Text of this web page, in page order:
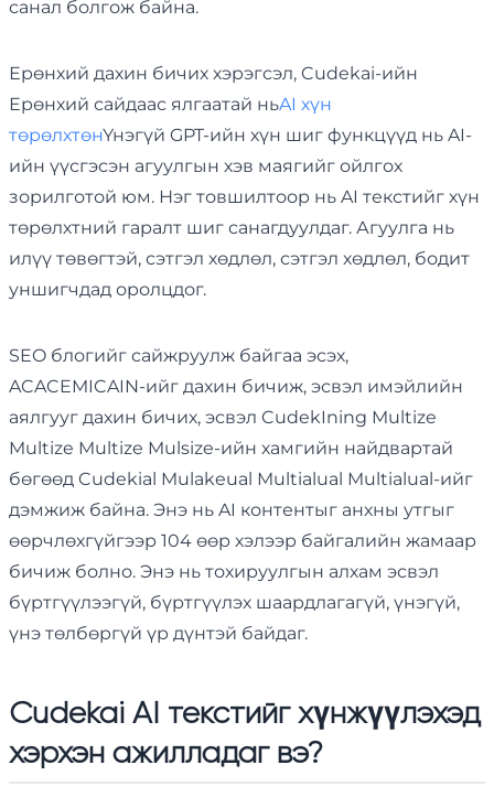
санал болгож байна.
Ерөнхий дахин бичих хэрэгсэл, Cudekai-ийн
Ерөнхий сайдаас ялгаатай ньAI хүн
төрөлхтөнҮнэгүй GPT-ийн хүн шиг функцүүд нь AI-
ийн үүсгэсэн агуулгын хэв маягийг ойлгох
зорилготой юм. Нэг товшилтоор нь AI текстийг хүн
төрөлхтний гаралт шиг санагдуулдаг. Агуулга нь
илүү төвөгтэй, сэтгэл хөдлөл, сэтгэл хөдлөл, бодит
уншигчдад оролцдог.
SEO блогийг сайжруулж байгаа эсэх,
ACACEMICAIN-ийг дахин бичиж, эсвэл имэйлийн
аялгууг дахин бичих, эсвэл CudekIning Multize
Multize Multize Mulsize-ийн хамгийн найдвартай
бөгөөд Cudekial Mulakeual Multialual Multialual-ийг
дэмжиж байна. Энэ нь AI контентыг анхны утгыг
өөрчлөхгүйгээр 104 өөр хэлээр байгалийн жамаар
бичиж болно. Энэ нь тохируулгын алхам эсвэл
бүртгүүлээгүй, бүртгүүлэх шаардлагагүй, үнэгүй,
үнэ төлбөргүй үр дүнтэй байдаг.
Cudekai AI текстийг хүнжүүлэхэд
хэрхэн ажилладаг вэ?